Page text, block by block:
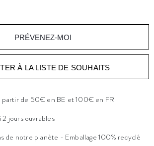
PRÉVENEZ-MOI
À LA LISTE DE SOUHAITS
partir de 50€ en BE et 100€ en FR
2 jours ouvrables
de notre planète - Emballage 100% recyclé